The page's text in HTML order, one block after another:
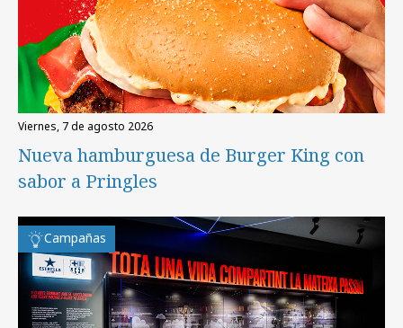
viernes, 7 de agosto 2026
Nueva hamburguesa de Burger King con
sabor a Pringles
Campañas